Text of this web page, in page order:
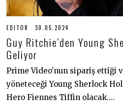
EDITOR 30.05.2024
.
2
2
4
Guy Ritchie’den Young
Geliyor
Prime Video'nun sipariş ettiği
yöneteceği Young Sherlock
Hero Fiennes Tiffin olacak.…